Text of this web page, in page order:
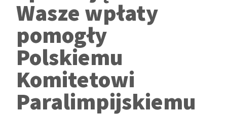
Wasze wpłaty
pomogły
Polskiemu
Komitetowi
Paralimpijskiemu